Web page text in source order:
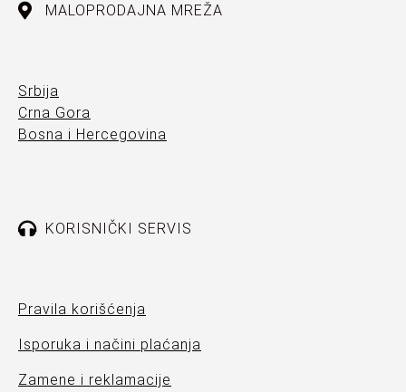
MALOPRODAJNA MREŽA
Srbija
Crna Gora
Bosna i Hercegovina
KORISNIČKI SERVIS
Pravila korišćenja
Isporuka i načini plaćanja
Zamene i reklamacije